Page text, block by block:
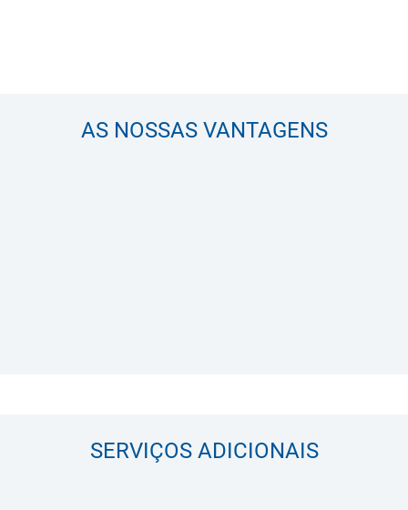
AS NOSSAS VANTAGENS
SERVIÇOS ADICIONAIS